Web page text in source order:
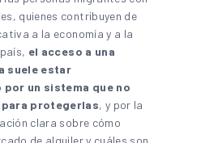
quienes contribuyen de
a la economía y a la
el acceso a una
suele estar
un sistema que no
protegerlas, y por la
clara sobre cómo
de alquiler y cuáles son